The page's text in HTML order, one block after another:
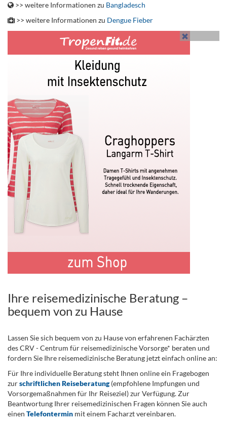
>> weitere Informationen zu Bangladesch
>> weitere Informationen zu Dengue Fieber
Ihre reisemedizinische Beratung –
bequem von zu Hause
Lassen Sie sich bequem von zu Hause von erfahrenen Fachärzten
des CRV - Centrum für reisemedizinische Vorsorge* beraten und
fordern Sie Ihre reisemedizinische Beratung jetzt einfach online an:
Für Ihre individuelle Beratung steht Ihnen online ein Fragebogen
zurschriftlichen Reiseberatung(empfohlene Impfungen und
Vorsorgemaßnahmen für Ihr Reiseziel) zur Verfügung. Zur
Beantwortung Ihrer reisemedizinischen Fragen können Sie auch
einen Telefontermin mit einem Facharzt vereinbaren.